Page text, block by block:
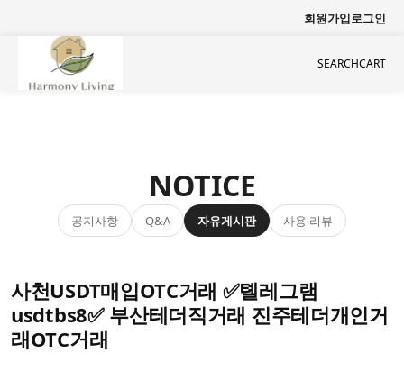
회원가입로그인
SEARCHCART
NOTICE
공지사항 Q&A 자유게시판 사용 리뷰
사천USDT매입OTC거래 ✅톌레그램
usdtbs8✅ 부산테더직거래 진주테더개인거
래OTC거래